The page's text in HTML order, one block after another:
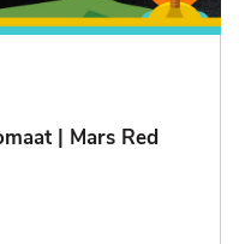
| Mars Red